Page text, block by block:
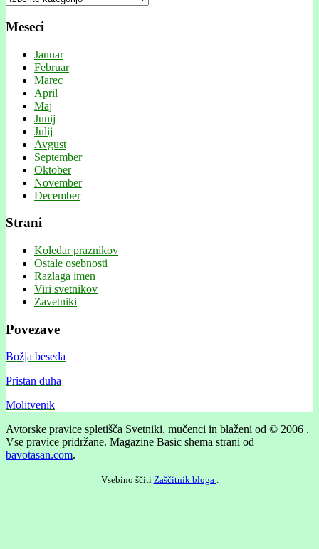
Meseci
Januar
Februar
Marec
April
Maj
Junij
Julij
Avgust
September
Oktober
November
December
Strani
Koledar praznikov
Ostale osebnosti
Razlaga imen
Viri svetnikov
Zavetniki
Povezave
Božja beseda
Pristan duha
Molitvenik
Avtorske pravice spletišča Svetniki, mučenci in blaženi od © 2006 .
Vse pravice pridržane. Magazine Basic shema strani od
bavotasan.com.
Vsebino ščiti Zaščitnik bloga .